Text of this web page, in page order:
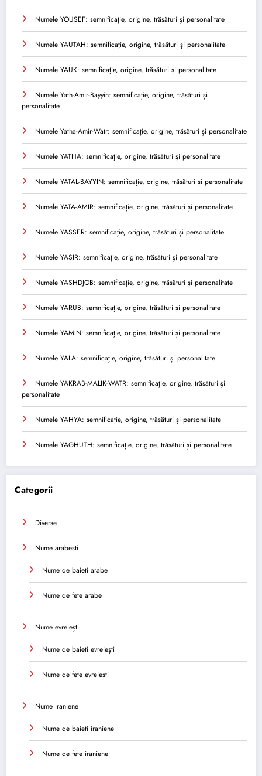
Numele YOUSEF: semnificație, origine, trăsături și personalitate
Numele YAUTAH: semnificație, origine, trăsături și personalitate
Numele YAUK: semnificație, origine, trăsături și personalitate
Numele Yath-Amir-Bayyin: semnificație, origine, trăsături și
personalitate
Numele Yatha-Amir-Watr: semnificație, origine, trăsături și personalitate
Numele YATHA: semnificație, origine, trăsături și personalitate
Numele YATAL-BAYYIN: semnificație, origine, trăsături și personalitate
Numele YATA-AMIR: semnificație, origine, trăsături și personalitate
Numele YASSER: semnificație, origine, trăsături și personalitate
Numele YASIR: semnificație, origine, trăsături și personalitate
Numele YASHDJOB: semnificație, origine, trăsături și personalitate
Numele YARUB: semnificație, origine, trăsături și personalitate
Numele YAMIN: semnificație, origine, trăsături și personalitate
Numele YALA: semnificație, origine, trăsături și personalitate
Numele YAKRAB-MALIK-WATR: semnificație, origine, trăsături și
personalitate
Numele YAHYA: semnificație, origine, trăsături și personalitate
Numele YAGHUTH: semnificație, origine, trăsături și personalitate
Categorii
Diverse
Nume arabesti
Nume de baieti arabe
Nume de fete arabe
Nume evreiești
Nume de baieti evreiești
Nume de fete evreiești
Nume iraniene
Nume de baieti iraniene
Nume de fete iraniene